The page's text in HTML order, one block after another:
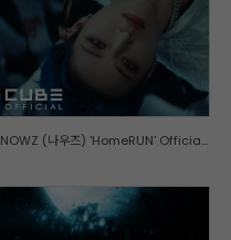
NOWZ (나우즈) 'HomeRUN' Officia...